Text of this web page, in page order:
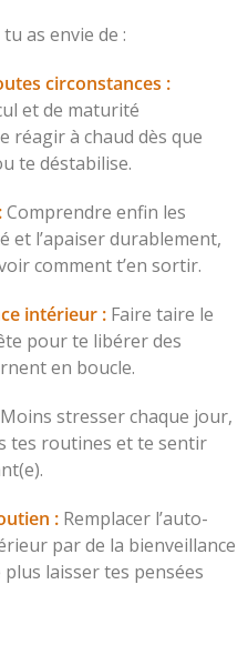
as envie de :
circonstances :
et de maturité
réagir à chaud dès que
te déstabilise.
Comprendre enfin les
et l’apaiser durablement,
comment t’en sortir.
intérieur : Faire taire le
pour te libérer des
en boucle.
Moins stresser chaque jour,
tes routines et te sentir
: Remplacer l’auto-
par de la bienveillance
laisser tes pensées